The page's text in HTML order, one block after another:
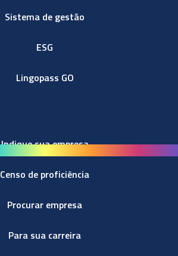
Sistema de gestão
ESG
Lingopass GO
Indique sua empresa
Censo de proficiência
Procurar empresa
Para sua carreira